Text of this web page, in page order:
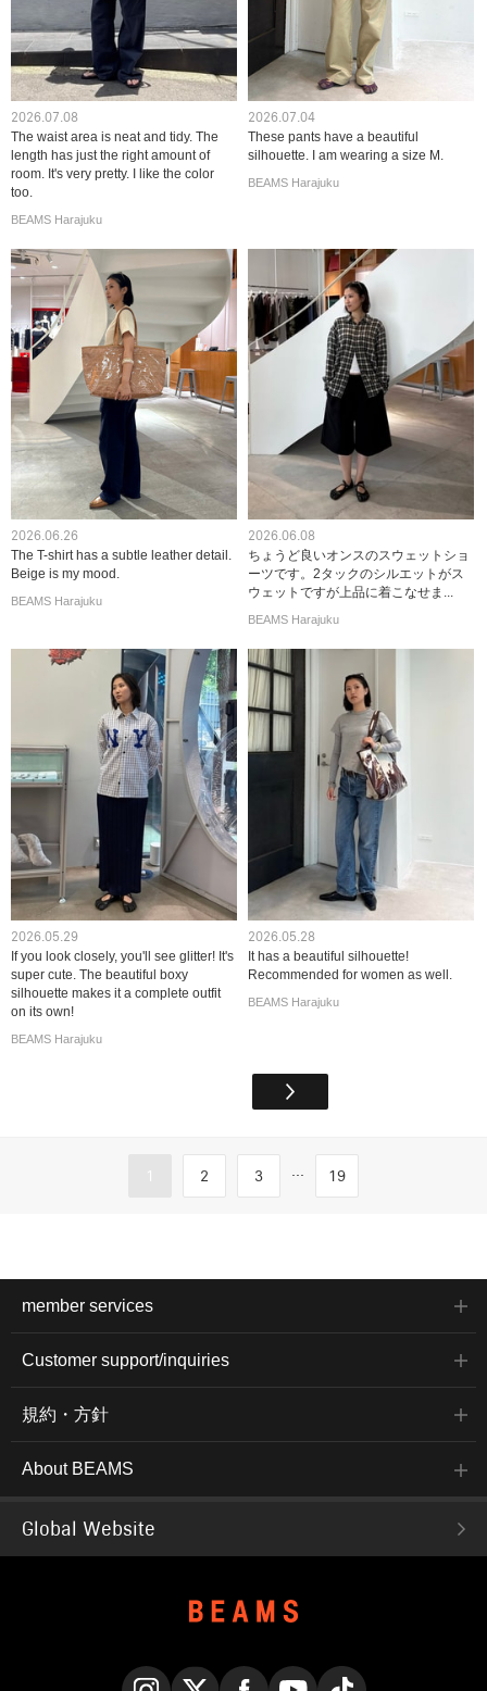
2026.07.08
The waist area is neat and tidy. The
length has just the right amount of
room. It's very pretty. I like the color
too.
BEAMS Harajuku
2026.07.04
These pants have a beautiful
silhouette. I am wearing a size M.
BEAMS Harajuku
2026.06.26
The T-shirt has a subtle leather detail.
Beige is my mood.
BEAMS Harajuku
2026.06.08
ちょうど良いオンスのスウェットショ
ーツです。2タックのシルエットがス
ウェットですが上品に着こなせま...
BEAMS Harajuku
2026.05.29
If you look closely, you'll see glitter! It's
super cute. The beautiful boxy
silhouette makes it a complete outfit
on its own!
BEAMS Harajuku
2026.05.28
It has a beautiful silhouette!
Recommended for women as well.
BEAMS Harajuku
1 2 3 ... 19
member services
Customer support/inquiries
規約・方針
About BEAMS
Global Website